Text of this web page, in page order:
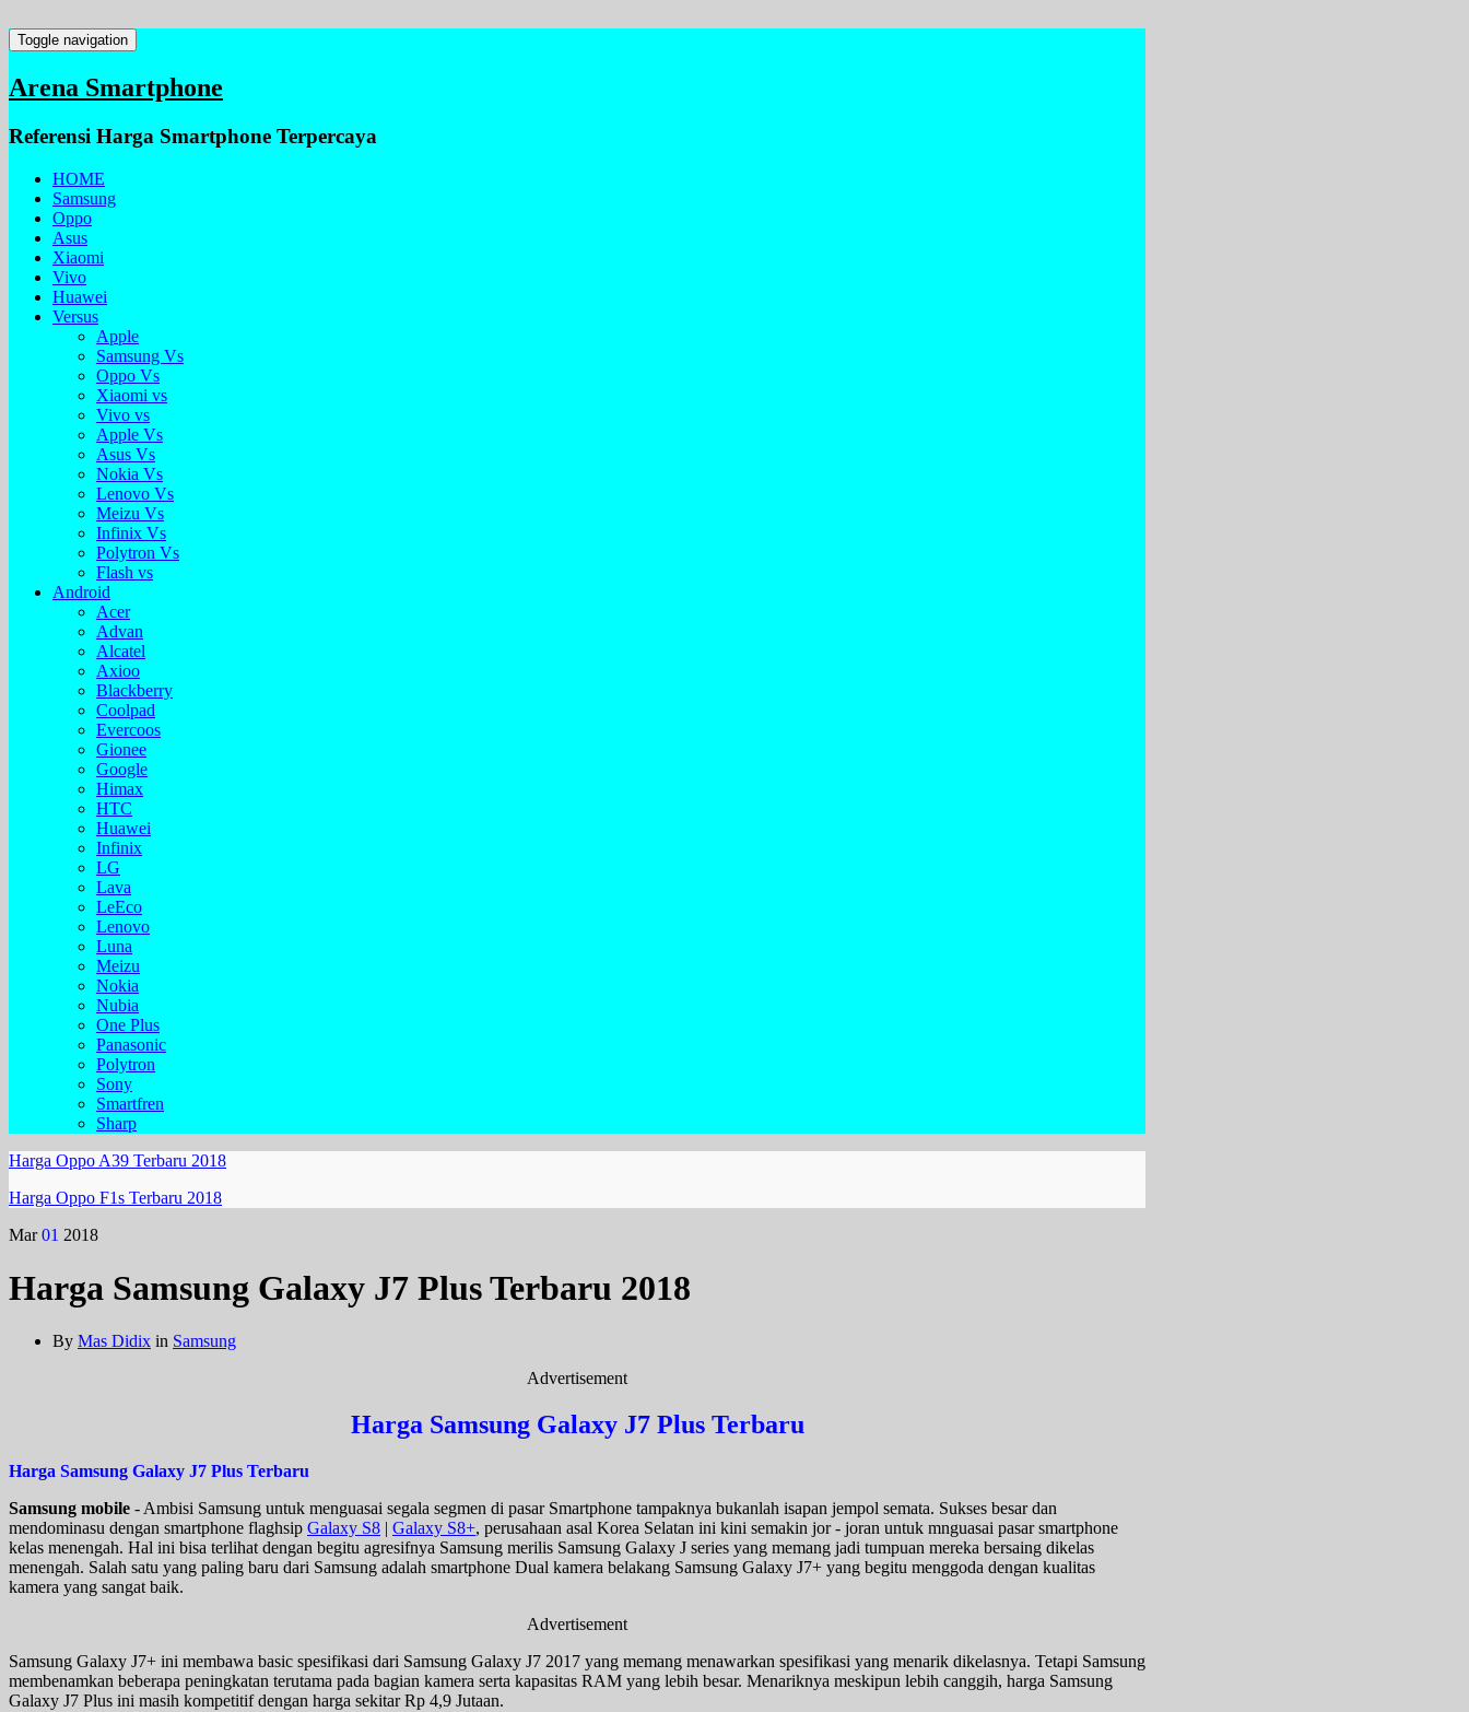
Toggle navigation
Arena Smartphone
Referensi Harga Smartphone Terpercaya
HOME
Samsung
Oppo
Asus
Xiaomi
Vivo
Huawei
Versus
Apple
Samsung Vs
Oppo Vs
Xiaomi vs
Vivo vs
Apple Vs
Asus Vs
Nokia Vs
Lenovo Vs
Meizu Vs
Infinix Vs
Polytron Vs
Flash vs
Android
Acer
Advan
Alcatel
Axioo
Blackberry
Coolpad
Evercoos
Gionee
Google
Himax
HTC
Huawei
Infinix
LG
Lava
LeEco
Lenovo
Luna
Meizu
Nokia
Nubia
One Plus
Panasonic
Polytron
Sony
Smartfren
Sharp
Harga Oppo A39 Terbaru 2018
Harga Oppo F1s Terbaru 2018
Mar 01 2018
Harga Samsung Galaxy J7 Plus Terbaru 2018
By Mas Didix in Samsung
Advertisement
Harga Samsung Galaxy J7 Plus Terbaru
Harga Samsung Galaxy J7 Plus Terbaru
Samsung mobile - Ambisi Samsung untuk menguasai segala segmen di pasar Smartphone tampaknya bukanlah isapan jempol semata. Sukses besar dan
mendominasu dengan smartphone flaghsip Galaxy S8 | Galaxy S8+, perusahaan asal Korea Selatan ini kini semakin jor - joran untuk mnguasai pasar smartphone
kelas menengah. Hal ini bisa terlihat dengan begitu agresifnya Samsung merilis Samsung Galaxy J series yang memang jadi tumpuan mereka bersaing dikelas
menengah. Salah satu yang paling baru dari Samsung adalah smartphone Dual kamera belakang Samsung Galaxy J7+ yang begitu menggoda dengan kualitas
kamera yang sangat baik.
Advertisement
Samsung Galaxy J7+ ini membawa basic spesifikasi dari Samsung Galaxy J7 2017 yang memang menawarkan spesifikasi yang menarik dikelasnya. Tetapi Samsung
membenamkan beberapa peningkatan terutama pada bagian kamera serta kapasitas RAM yang lebih besar. Menariknya meskipun lebih canggih, harga Samsung
Galaxy J7 Plus ini masih kompetitif dengan harga sekitar Rp 4,9 Jutaan.